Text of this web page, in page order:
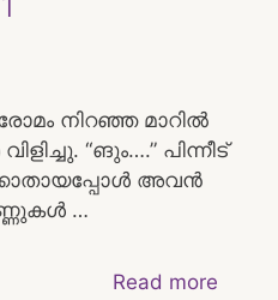
നിറഞ്ഞ മാറിൽ
“ങും….” പിന്നീട്
അവൻ
…
Read more